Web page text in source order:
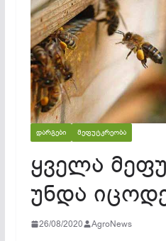
ᲓᲐᲠᲒᲔᲑᲘ ᲛᲔᲤᲣᲢᲙᲠᲔᲝᲑᲐ
ყველა
უნდა
26/08/2020 AgroNews